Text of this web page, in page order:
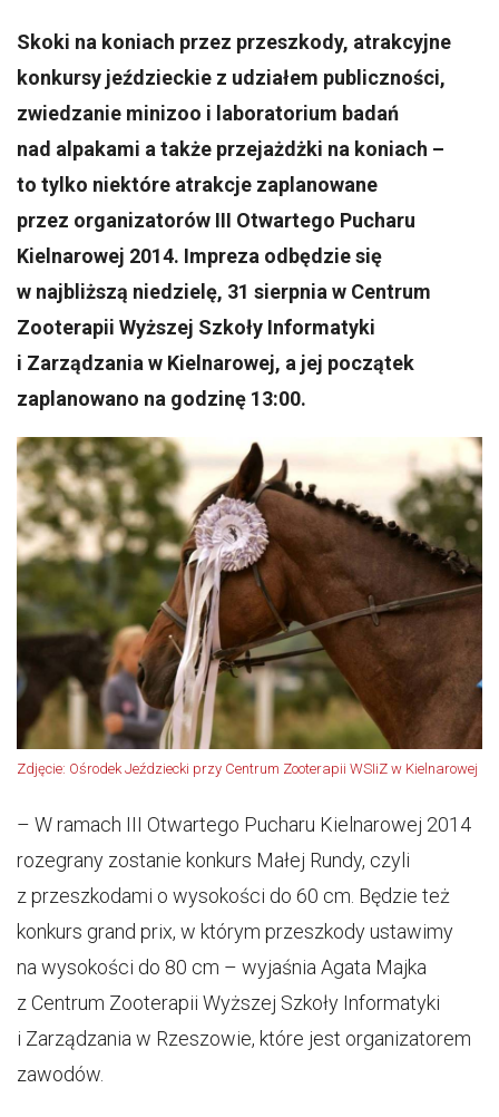
Skoki na koniach przez przeszkody, atrakcyjne
konkursy jeździeckie z udziałem publiczności,
zwiedzanie minizoo i laboratorium badań
nad alpakami a także przejażdżki na koniach –
to tylko niektóre atrakcje zaplanowane
przez organizatorów III Otwartego Pucharu
Kielnarowej 2014. Impreza odbędzie się
w najbliższą niedzielę, 31 sierpnia w Centrum
Zooterapii Wyższej Szkoły Informatyki
i Zarządzania w Kielnarowej, a jej początek
zaplanowano na godzinę 13:00.
Zdjęcie: Ośrodek Jeździecki przy Centrum Zooterapii WSIiZ w Kielnarowej
– W ramach III Otwartego Pucharu Kielnarowej 2014
rozegrany zostanie konkurs Małej Rundy, czyli
z przeszkodami o wysokości do 60 cm. Będzie też
konkurs grand prix, w którym przeszkody ustawimy
na wysokości do 80 cm – wyjaśnia Agata Majka
z Centrum Zooterapii Wyższej Szkoły Informatyki
i Zarządzania w Rzeszowie, które jest organizatorem
zawodów.